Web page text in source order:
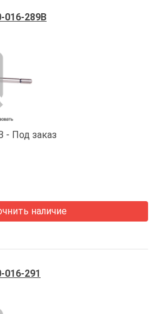
016-289B
Под заказ
наличие
016-291